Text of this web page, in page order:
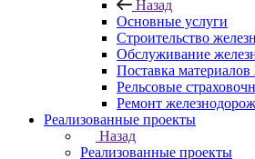
Назад
Основные услуги
Строительство
Обслуживание
Поставка
Рельсовые
Ремонт
Реализованные проекты
Назад
Реализованные проекты